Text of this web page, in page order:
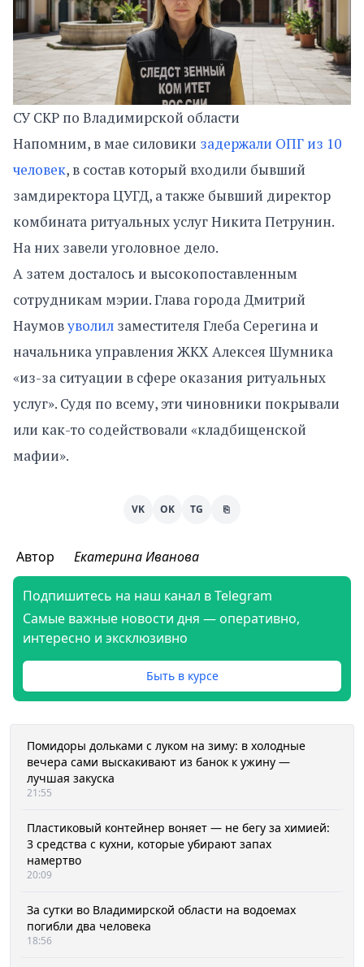
СУ СКР по Владимирской области
Напомним, в мае силовики задержали ОПГ из 10
человек, в состав который входили бывший
замдиректора ЦУГД, а также бывший директор
комбината ритуальных услуг Никита Петрунин.
На них завели уголовное дело.
А затем досталось и высокопоставленным
сотрудникам мэрии. Глава города Дмитрий
Наумовуволил заместителя Глеба Серегина и
начальника управления ЖКХ Алексея Шумника
«из-за ситуации в сфере оказания ритуальных
услуг». Судя по всему, эти чиновники покрывали
или как-то содействовали «кладбищенской
мафии».
VK OK TG ⎘
Автор Екатерина Иванова
Подпишитесь на наш канал в Telegram
Самые важные новости дня — оперативно,
интересно и эксклюзивно
Быть в курсе
Помидоры дольками с луком на зиму: в холодные
вечера сами выскакивают из банок к ужину —
лучшая закуска
21:55
Пластиковый контейнер воняет — не бегу за химией:
3 средства с кухни, которые убирают запах
намертво
20:09
За сутки во Владимирской области на водоемах
погибли два человека
18:56